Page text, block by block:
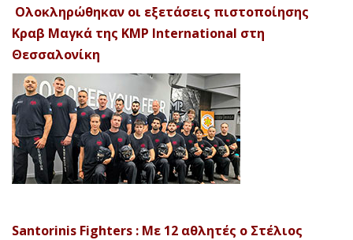
Ολοκληρώθηκαν οι εξετάσεις πιστοποίησης
Κραβ Μαγκά της KMP International στη
Θεσσαλονίκη
Santorinis Fighters : Με 12 αθλητές ο Στέλιος